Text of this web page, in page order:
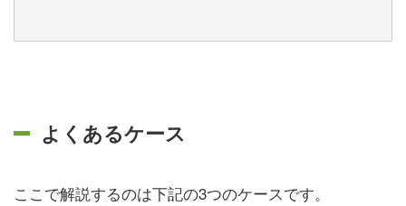
よくあるケース
ここで解説するのは下記の3つのケースです。